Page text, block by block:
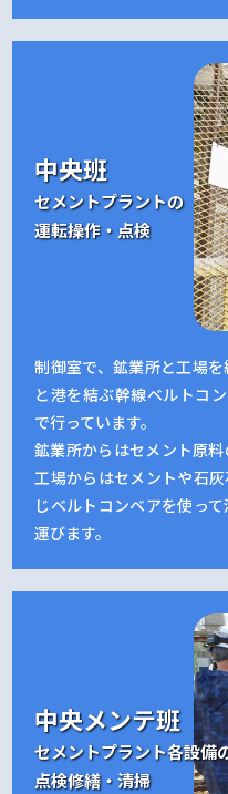
中央班
セメントプラントの
運転操作・点検
制御室で、鉱業所と工場
と港を結ぶ幹線ベルトコ
で行っています。
鉱業所からはセメント原料
工場からはセメントや石
じベルトコンベアを使っ
運びます。
中央メンテ班
セメントプラント各設備
点検修繕・清掃